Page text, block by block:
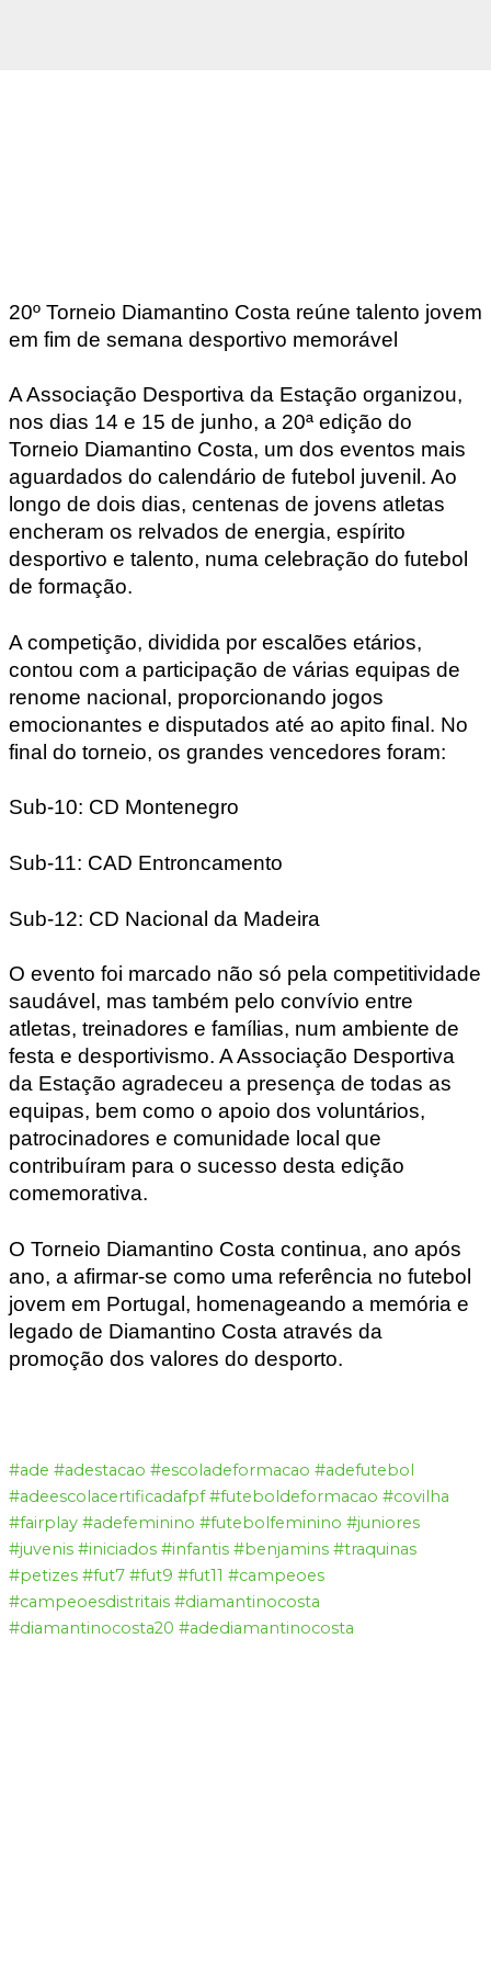
20º Torneio Diamantino Costa reúne talento jovem
em fim de semana desportivo memorável
A Associação Desportiva da Estação organizou,
nos dias 14 e 15 de junho, a 20ª edição do
Torneio Diamantino Costa, um dos eventos mais
aguardados do calendário de futebol juvenil. Ao
longo de dois dias, centenas de jovens atletas
encheram os relvados de energia, espírito
desportivo e talento, numa celebração do futebol
de formação.
A competição, dividida por escalões etários,
contou com a participação de várias equipas de
renome nacional, proporcionando jogos
emocionantes e disputados até ao apito final. No
final do torneio, os grandes vencedores foram:
Sub-10: CD Montenegro
Sub-11: CAD Entroncamento
Sub-12: CD Nacional da Madeira
O evento foi marcado não só pela competitividade
saudável, mas também pelo convívio entre
atletas, treinadores e famílias, num ambiente de
festa e desportivismo. A Associação Desportiva
da Estação agradeceu a presença de todas as
equipas, bem como o apoio dos voluntários,
patrocinadores e comunidade local que
contribuíram para o sucesso desta edição
comemorativa.
O Torneio Diamantino Costa continua, ano após
ano, a afirmar-se como uma referência no futebol
jovem em Portugal, homenageando a memória e
legado de Diamantino Costa através da
promoção dos valores do desporto.
#ade #adestacao #escoladeformacao #adefutebol
#adeescolacertificadafpf #futeboldeformacao #covilha
#fairplay #adefeminino #futebolfeminino #juniores
#juvenis #iniciados #infantis #benjamins #traquinas
#petizes #fut7 #fut9 #fut11 #campeoes
#campeoesdistritais #diamantinocosta
#diamantinocosta20 #adediamantinocosta